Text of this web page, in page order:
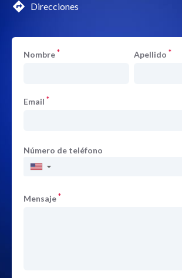
Direcciones
Nombre * Apellido *
Email *
Número de teléfono
▼
Mensaje *